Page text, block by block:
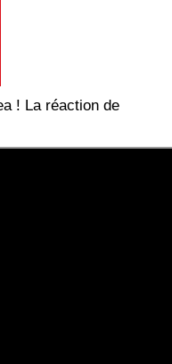
! La réaction de